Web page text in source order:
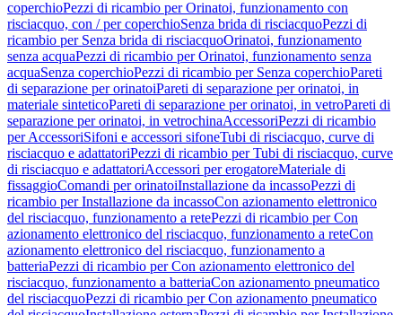
coperchioPezzi di ricambio per Orinatoi, funzionamento con
risciacquo, con / per coperchioSenza brida di risciacquoPezzi di
ricambio per Senza brida di risciacquoOrinatoi, funzionamento
senza acquaPezzi di ricambio per Orinatoi, funzionamento senza
acquaSenza coperchioPezzi di ricambio per Senza coperchioPareti
di separazione per orinatoiPareti di separazione per orinatoi, in
materiale sinteticoPareti di separazione per orinatoi, in vetroPareti di
separazione per orinatoi, in vetrochinaAccessoriPezzi di ricambio
per AccessoriSifoni e accessori sifoneTubi di risciacquo, curve di
risciacquo e adattatoriPezzi di ricambio per Tubi di risciacquo, curve
di risciacquo e adattatoriAccessori per erogatoreMateriale di
fissaggioComandi per orinatoiInstallazione da incassoPezzi di
ricambio per Installazione da incassoCon azionamento elettronico
del risciacquo, funzionamento a retePezzi di ricambio per Con
azionamento elettronico del risciacquo, funzionamento a reteCon
azionamento elettronico del risciacquo, funzionamento a
batteriaPezzi di ricambio per Con azionamento elettronico del
risciacquo, funzionamento a batteriaCon azionamento pneumatico
del risciacquoPezzi di ricambio per Con azionamento pneumatico